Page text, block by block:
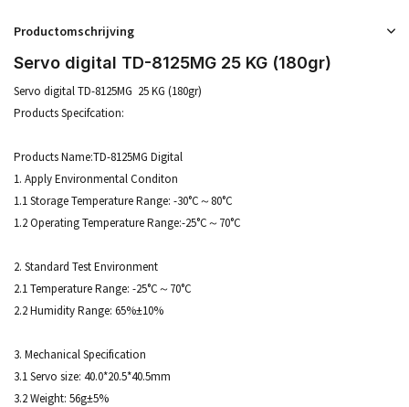
Productomschrijving
Servo digital TD-8125MG 25 KG (180gr)
Servo digital TD-8125MG 25 KG (180gr)
Products Specifcation:
Products Name:TD-8125MG Digital
1. Apply Environmental Conditon
1.1 Storage Temperature Range: -30°C～80°C
1.2 Operating Temperature Range:-25°C～70°C
2. Standard Test Environment
2.1 Temperature Range: -25°C～70°C
2.2 Humidity Range: 65%±10%
3. Mechanical Specification
3.1 Servo size: 40.0*20.5*40.5mm
3.2 Weight: 56g±5%